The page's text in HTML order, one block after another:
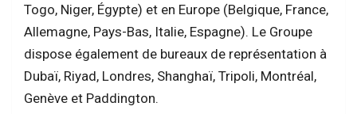
Togo, Niger, Égypte) et en Europe (Belgique, France,
Allemagne, Pays-Bas, Italie, Espagne). Le Groupe
dispose également de bureaux de représentation à
Dubaï, Riyad, Londres, Shanghaï, Tripoli, Montréal,
Genève et Paddington.